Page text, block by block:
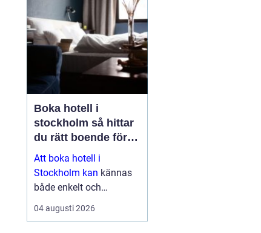
Boka hotell i
stockholm så hittar
du rätt boende för
din vistelse
Att boka hotell i
Stockholm kan kännas
både enkelt och
överväldigande på
samma gång. Utbudet är
04 augusti 2026